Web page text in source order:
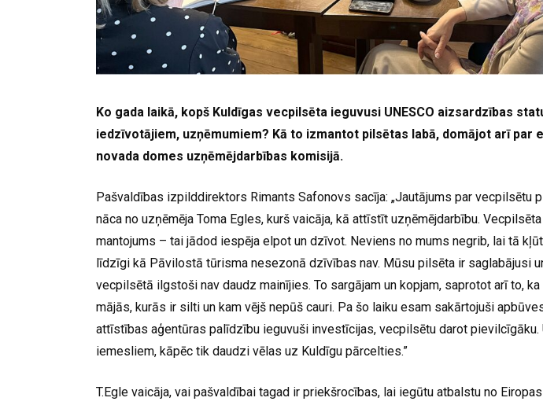
Ko gada laikā, kopš Kuldīgas vecpilsēta ieguvusi UNESCO aizsardzības
iedzīvotājiem, uzņēmumiem? Kā to izmantot pilsētas labā, domājot arī par
novada domes uzņēmējdarbības komisijā.
Pašvaldības izpilddirektors Rimants Safonovs sacīja: „Jautājums par vecpilsētu
nāca no uzņēmēja Toma Egles, kurš vaicāja, kā attīstīt uzņēmējdarbību.
mantojums – tai jādod iespēja elpot un dzīvot. Neviens no mums negrib, lai tā
līdzīgi kā Pāvilostā tūrisma nesezonā dzīvības nav. Mūsu pilsēta ir saglabājusi
vecpilsētā ilgstoši nav daudz mainījies. To sargājam un kopjam, saprotot arī to,
mājās, kurās ir silti un kam vējš nepūš cauri. Pa šo laiku esam sakārtojuši
attīstības aģentūras palīdzību ieguvuši investīcijas, vecpilsētu darot pievilcīgāku.
iemesliem, kāpēc tik daudzi vēlas uz Kuldīgu pārcelties.”
T.Egle vaicāja, vai pašvaldībai tagad ir priekšrocības, lai iegūtu atbalstu no